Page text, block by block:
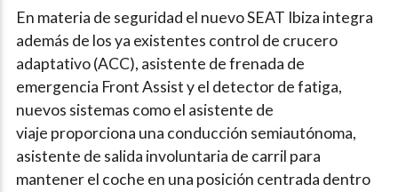
En materia de seguridad el nuevo SEAT Ibiza integra
además de los ya existentes control de crucero
adaptativo (ACC), asistente de frenada de
emergencia Front Assist y el detector de fatiga,
nuevos sistemas como el asistente de
viaje proporciona una conducción semiautónoma,
asistente de salida involuntaria de carril para
mantener el coche en una posición centrada dentro